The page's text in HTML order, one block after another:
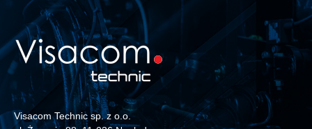
Visacom Technic sp. z o.o.